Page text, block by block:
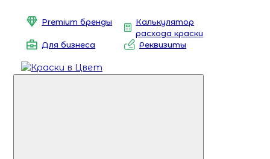
Premium бренды
Калькулятор
расхода краски
Для бизнеса
Реквизиты